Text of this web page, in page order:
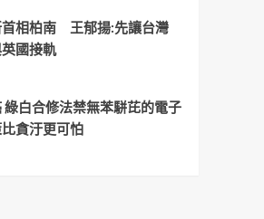
首相柏南 王郁揚:先讓台灣
英國接軌
白合修法禁無苯駢芘的電子
貪汙更可怕